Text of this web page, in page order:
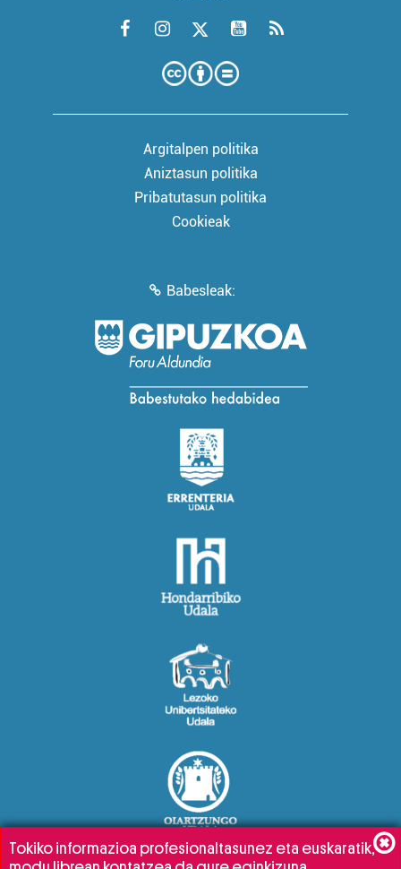
Argitalpen politika
Aniztasun politika
Pribatutasun politika
Cookieak
Babesleak:
Tokiko informazioa profesionaltasunez eta euskaratik,